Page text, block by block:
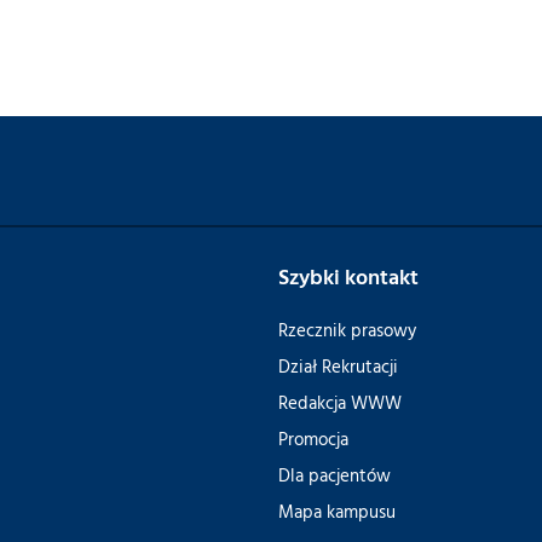
Szybki kontakt
Rzecznik prasowy
Dział Rekrutacji
Redakcja WWW
Promocja
Dla pacjentów
Mapa kampusu